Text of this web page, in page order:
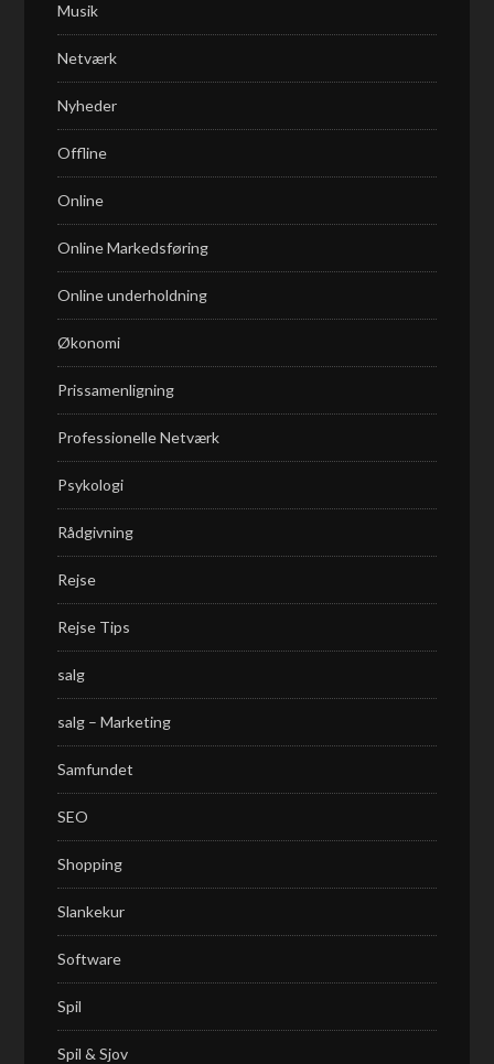
Musik
Netværk
Nyheder
Offline
Online
Online Markedsføring
Online underholdning
Økonomi
Prissamenligning
Professionelle Netværk
Psykologi
Rådgivning
Rejse
Rejse Tips
salg
salg – Marketing
Samfundet
SEO
Shopping
Slankekur
Software
Spil
Spil & Sjov